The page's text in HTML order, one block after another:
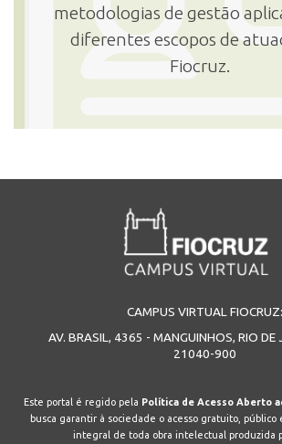
metodologias de gestão
diferentes escopos de
Fiocruz.​
CAMPUS VIRTUAL FIOCRUZ:
AV. BRASIL, 4365 - MANGUINHOS, RIO DE
21040-900
Este portal é regido pela Política de Acesso Aberto
busca garantir à sociedade o acesso gratuito, público
integral de toda obra intelectual produzida